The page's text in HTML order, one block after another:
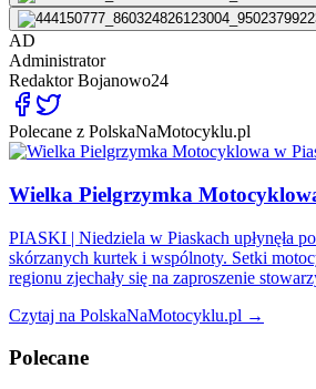
AD
Administrator
RedaktorBojanowo24
Polecane z PolskaNaMotocyklu.pl
Wielka Pielgrzymka
PIASKI | Niedziela w Piaskach upłynęła
skórzanych kurtek i wspólnoty. Setki
regionu zjechały się na zaproszenie
Czytaj na PolskaNaMotocyklu.pl →
Polecane